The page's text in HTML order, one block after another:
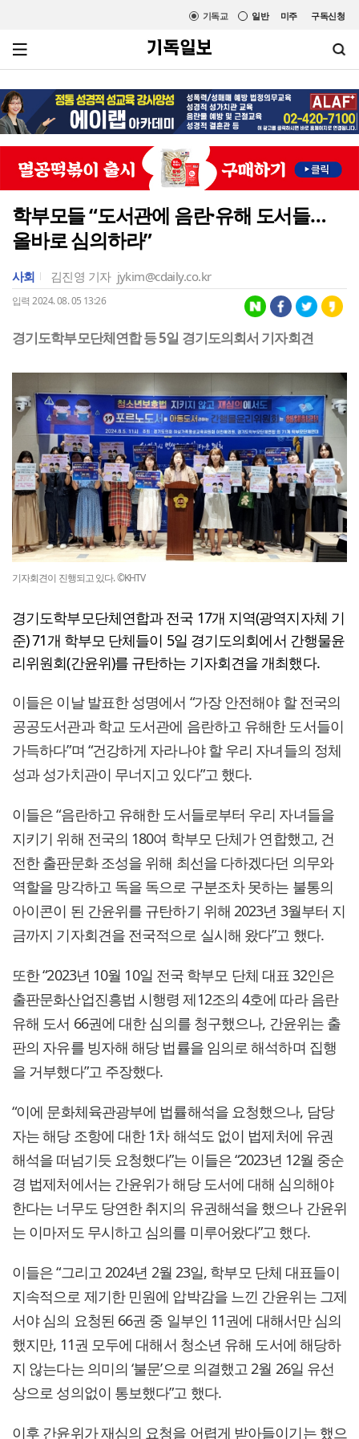
미주 구독신청
일반
기독교
학부모들 “도서관에 음란·유해 도서들…
올바로 심의하라”
사회 김진영 기자 jykim@cdaily.co.kr
입력 2024. 08. 05 13:26
경기도학부모단체연합 등 5일 경기도의회서 기자회견
기자회견이 진행되고 있다. ©KHTV
경기도학부모단체연합과 전국 17개 지역(광역지자체 기
준) 71개 학부모 단체들이 5일 경기도의회에서 간행물윤
리위원회(간윤위)를 규탄하는 기자회견을 개최했다.
이들은 이날 발표한 성명에서 “가장 안전해야 할 전국의
공공도서관과 학교 도서관에 음란하고 유해한 도서들이
가득하다”며 “건강하게 자라나야 할 우리 자녀들의 정체
성과 성가치관이 무너지고 있다”고 했다.
이들은 “음란하고 유해한 도서들로부터 우리 자녀들을
지키기 위해 전국의 180여 학부모 단체가 연합했고, 건
전한 출판문화 조성을 위해 최선을 다하겠다던 의무와
역할을 망각하고 독을 독으로 구분조차 못하는 불통의
아이콘이 된 간윤위를 규탄하기 위해 2023년 3월부터 지
금까지 기자회견을 전국적으로 실시해 왔다”고 했다.
또한 “2023년 10월 10일 전국 학부모 단체 대표 32인은
출판문화산업진흥법 시행령 제12조의 4호에 따라 음란
유해 도서 66권에 대한 심의를 청구했으나, 간윤위는 출
판의 자유를 빙자해 해당 법률을 임의로 해석하며 집행
을 거부했다”고 주장했다.
“이에 문화체육관광부에 법률해석을 요청했으나, 담당
자는 해당 조항에 대한 1차 해석도 없이 법제처에 유권
해석을 떠넘기듯 요청했다”는 이들은 “2023년 12월 중순
경 법제처에서는 간윤위가 해당 도서에 대해 심의해야
한다는 너무도 당연한 취지의 유권해석을 했으나 간윤위
는 이마저도 무시하고 심의를 미루어왔다”고 했다.
이들은 “그리고 2024년 2월 23일, 학부모 단체 대표들이
지속적으로 제기한 민원에 압박감을 느낀 간윤위는 그제
서야 심의 요청된 66권 중 일부인 11권에 대해서만 심의
했지만, 11권 모두에 대해서 청소년 유해 도서에 해당하
지 않는다는 의미의 ‘불문’으로 의결했고 2월 26일 유선
상으로 성의없이 통보했다”고 했다.
이후 간윤위가 재심의 요청을 어렵게 받아들이기는 했으